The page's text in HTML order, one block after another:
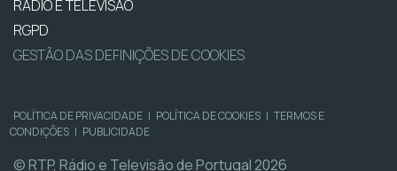
RÁDIO E TELEVISÃO
RGPD
GESTÃO DAS DEFINIÇÕES DE COOKIES
POLÍTICA DE PRIVACIDADE | POLÍTICA DE COOKIES | TERMOS E
CONDIÇÕES | PUBLICIDADE
© RTP, Rádio e Televisão de Portugal 2026